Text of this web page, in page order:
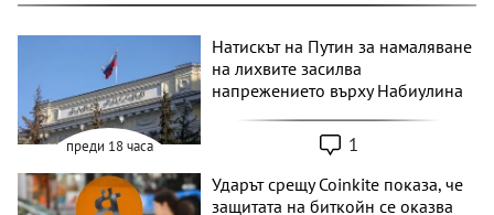
преди 18 часа
Натискът на Путин за намаляване
на лихвите засилва
напрежението върху Набиулина
1
Ударът срещу Coinkite показа, че
защитата на биткойн се оказва